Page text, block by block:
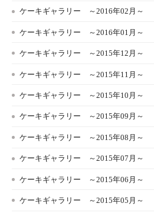
ケーキギャラリー ～2016年02月～
ケーキギャラリー ～2016年01月～
ケーキギャラリー ～2015年12月～
ケーキギャラリー ～2015年11月～
ケーキギャラリー ～2015年10月～
ケーキギャラリー ～2015年09月～
ケーキギャラリー ～2015年08月～
ケーキギャラリー ～2015年07月～
ケーキギャラリー ～2015年06月～
ケーキギャラリー ～2015年05月～